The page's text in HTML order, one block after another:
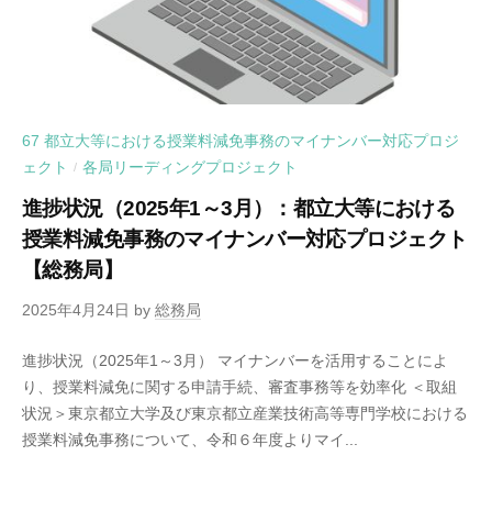
67 都立大等における授業料減免事務のマイナンバー対応プロジ
ェクト
/ 各局リーディングプロジェクト
進捗状況（2025年1～3月）：都立大等における
授業料減免事務のマイナンバー対応プロジェクト
【総務局】
2025年4月24日 by 総務局
進捗状況（2025年1～3月） マイナンバーを活用することによ
り、授業料減免に関する申請手続、審査事務等を効率化 ＜取組
状況＞東京都立大学及び東京都立産業技術高等専門学校における
授業料減免事務について、令和６年度よりマイ...